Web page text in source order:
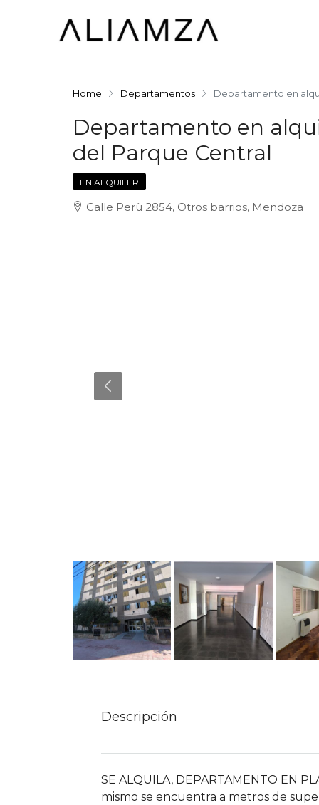
Home Departamentos Departamento en
Departamento en
del Parque Central
EN ALQUILER
Calle Perù 2854, Otros barrios, Mendoza
Descripción
SE ALQUILA, DEPARTAMENTO EN
mismo se encuentra a metros de